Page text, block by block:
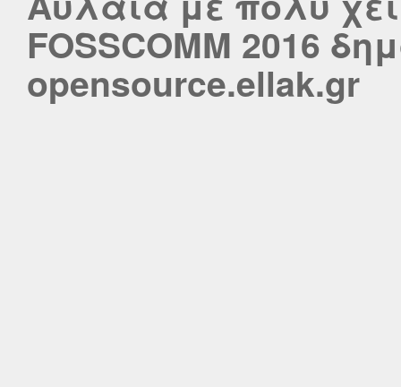
FOSSCOMM 2016
opensource.ellak.gr